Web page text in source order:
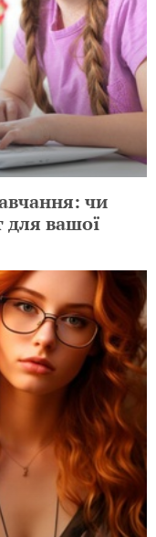
чи
для вашої